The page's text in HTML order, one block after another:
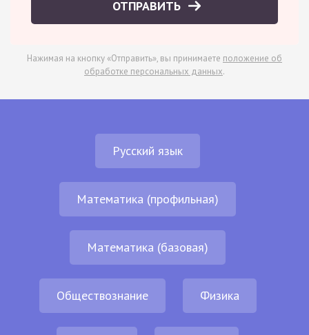
ОТПРАВИТЬ
Нажимая на кнопку «Отправить», вы принимаете положение об
обработке персональных данных.
Русский язык
Математика (профильная)
Математика (базовая)
Обществознание Физика